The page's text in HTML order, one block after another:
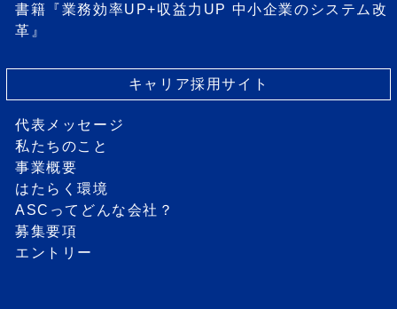
書籍『業務効率UP+収益力UP 中小企業のシステム改
革』
キャリア採用サイト
代表メッセージ
私たちのこと
事業概要
はたらく環境
ASCってどんな会社？
募集要項
エントリー